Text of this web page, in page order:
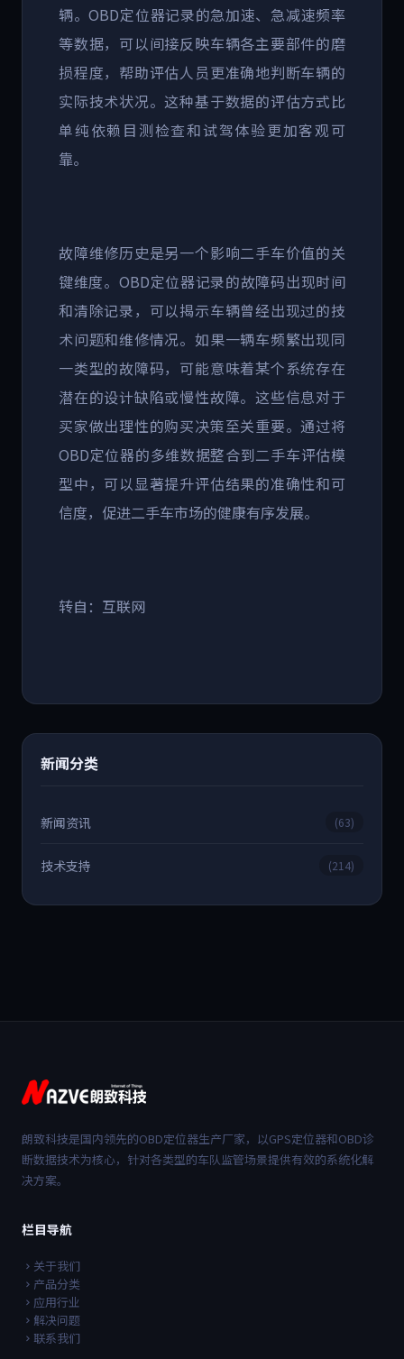
辆。OBD定位器记录的急加速、急减速频率
等数据，可以间接反映车辆各主要部件的磨
损程度，帮助评估人员更准确地判断车辆的
实际技术状况。这种基于数据的评估方式比
单纯依赖目测检查和试驾体验更加客观可
靠。
故障维修历史是另一个影响二手车价值的关
键维度。 OBD定位器记录的故障码出现时间
和清除记录，可以揭示车辆曾经出现过的技
术问题和维修情况。如果一辆车频繁出现同
一类型的故障码，可能意味着某个系统存在
潜在的设计缺陷或慢性故障。这些信息对于
买家做出理性的购买决策至关重要。通过将
OBD定位器的多维数据整合到二手车评估模
型中，可以显著提升评估结果的准确性和可
信度，促进二手车市场的健康有序发展。
转自：互联网
新闻分类
新闻资讯 (63)
技术支持 (214)
朗致科技是国内领先的OBD定位器生产厂家，以GPS定位器和OBD诊
断数据技术为核心，针对各类型的车队监管场景提供有效的系统化解
决方案。
栏目导航
关于我们
产品分类
应用行业
解决问题
联系我们